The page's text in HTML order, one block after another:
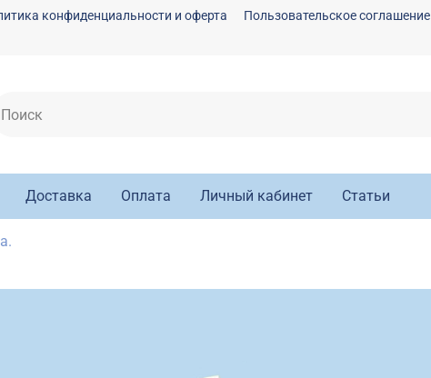
конфиденциальности и оферта Пользовательское соглашение
Доставка Оплата Личный кабинет Статьи